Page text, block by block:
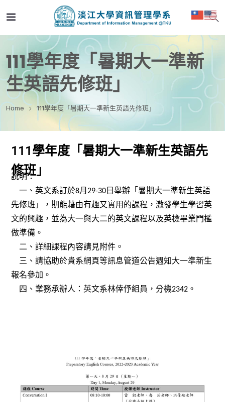
111學年度「暑期大一準新
生英語先修班」
Home 111學年度「暑期大一準新生英語先修班」
111學年度「暑期大一準新生英語先
修班」
說明：
一、英文系訂於8月 29-30 日舉辦「暑期大一準新生英語
先修班」，期能藉由有趣又實用的課程，激發學生學習英
文的興趣，並為大一與大二的英文課程以及英檢畢業門檻
做準備。
二、詳細課程內容請見附件。
三、請協助於貴系網頁等訊息管道公告週知大一準新生
報名參加。
四、業務承辦人：英文系林倖伃組員，分機2342 。